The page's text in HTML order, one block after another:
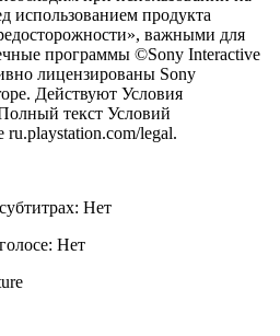
использованием продукта
важными для
программы ©Sony Interactive
лицензированы Sony
Действуют Условия
текст Условий
ru.playstation.com/legal.
Нет
Нет